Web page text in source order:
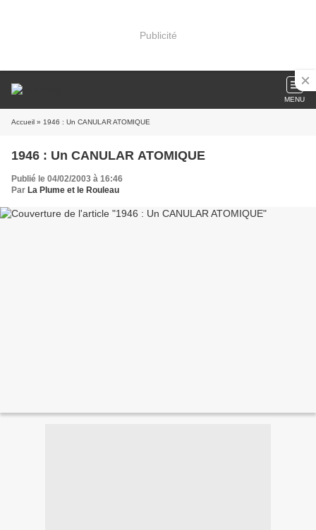
Publicité
MENU
Accueil » 1946 : Un CANULAR ATOMIQUE
1946 : Un CANULAR ATOMIQUE
Publié le 04/02/2003 à 16:46
Par La Plume et le Rouleau